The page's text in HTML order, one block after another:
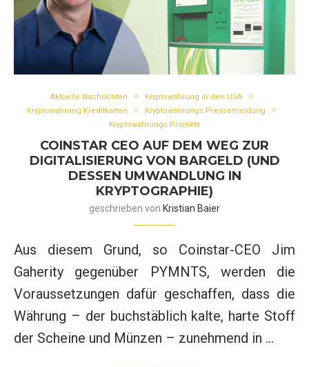
Aktuelle Nachrichten
Kryptowährung in den USA
Kryptowährung Kreditkarten
Kryptowährungs Pressemeldung
Kryptowährungs Projekte
COINSTAR CEO AUF DEM WEG ZUR
DIGITALISIERUNG VON BARGELD (UND
DESSEN UMWANDLUNG IN
KRYPTOGRAPHIE)
geschrieben von Kristian Baier
Aus diesem Grund, so Coinstar-CEO Jim
Gaherity gegenüber PYMNTS, werden die
Voraussetzungen dafür geschaffen, dass die
Währung – der buchstäblich kalte, harte Stoff
der Scheine und Münzen – zunehmend in …